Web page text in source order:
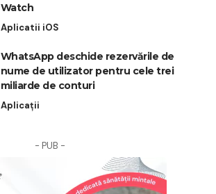
Watch
Aplicatii iOS
WhatsApp deschide rezervările de
nume de utilizator pentru cele trei
miliarde de conturi
Aplicații
- PUB -